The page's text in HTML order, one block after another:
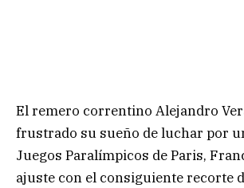
El remero correntino Alejandro
frustrado su sueño de luchar por
Juegos Paralímpicos de Paris,
ajuste con el consiguiente recorte